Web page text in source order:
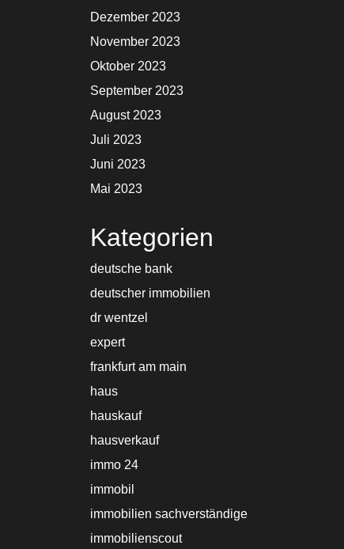
Dezember 2023
November 2023
Oktober 2023
September 2023
August 2023
Juli 2023
Juni 2023
Mai 2023
Kategorien
deutsche bank
deutscher immobilien
dr wentzel
expert
frankfurt am main
haus
hauskauf
hausverkauf
immo 24
immobil
immobilien sachverständige
immobilienscout